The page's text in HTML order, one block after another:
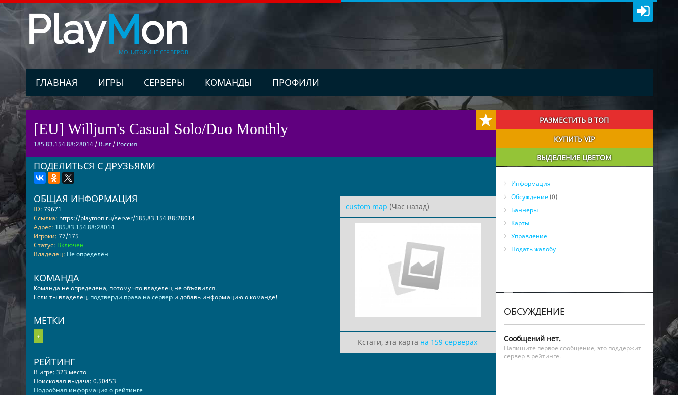
PlayMon
МОНИТОРИНГ СЕРВЕРОВ
ГЛАВНАЯ ИГРЫ СЕРВЕРЫ КОМАНДЫ ПРОФИЛИ
[EU] Willjum's Casual Solo/Duo Monthly
185.83.154.88:28014/ Rust/ Россия
ПОДЕЛИТЬСЯ С ДРУЗЬЯМИ
custom map (Час назад)
Кстати, эта карта на 159 серверах
ОБЩАЯ ИНФОРМАЦИЯ
ID: 79671
Ссылка: https://playmon.ru/server/185.83.154.88:28014
Адрес: 185.83.154.88:28014
Игроки: 77/175
Статус: Включен
Владелец: Не определён
КОМАНДА
Команда не определена, потому что владелец не объявился.
Если ты владелец, подтверди права на сервери добавь информацию о команде!
МЕТКИ
+
РЕЙТИНГ
В игре: 323 место
Поисковая выдача: 0.50453
Подробная информация о рейтинге
РАЗМЕСТИТЬ В ТОП
КУПИТЬ VIP
ВЫДЕЛЕНИЕ ЦВЕТОМ
Информация
Обсуждение(0)
Баннеры
Карты
Управление
Подать жалобу
ОБСУЖДЕНИЕ
Сообщений нет.
Напишите первое сообщение, это поддержит
сервер в рейтинге.